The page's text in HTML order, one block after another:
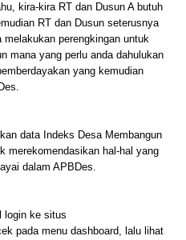
kira-kira RT dan Dusun A butuh
RT dan Dusun seterusnya
melakukan perengkingan untuk
mana yang perlu anda dahulukan
yang kemudian
data Indeks Desa Membangun
merekomendasikan hal-hal yang
dalam APBDes.
login ke situs
pada menu dashboard, lalu lihat